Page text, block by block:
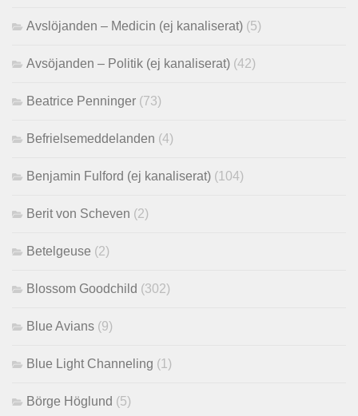
Avslöjanden – Medicin (ej kanaliserat) (5)
Avsöjanden – Politik (ej kanaliserat) (42)
Beatrice Penninger (73)
Befrielsemeddelanden (4)
Benjamin Fulford (ej kanaliserat) (104)
Berit von Scheven (2)
Betelgeuse (2)
Blossom Goodchild (302)
Blue Avians (9)
Blue Light Channeling (1)
Börge Höglund (5)